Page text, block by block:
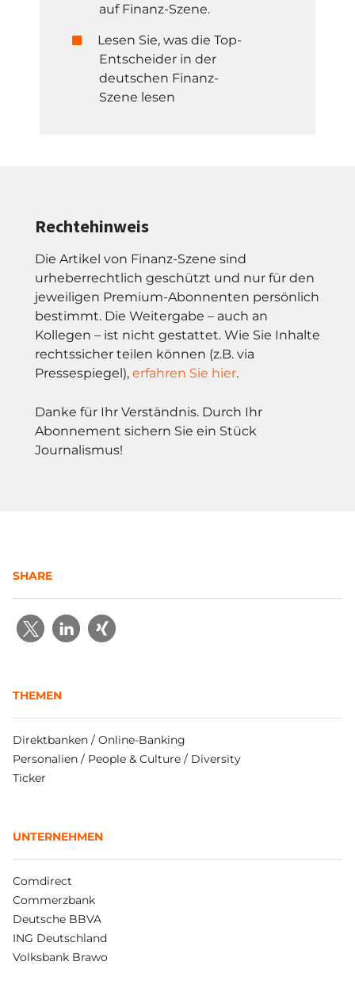
auf Finanz-Szene.
Lesen Sie, was die Top-
Entscheider in der
deutschen Finanz-
Szene lesen
Rechtehinweis
Die Artikel von Finanz-Szene sind
urheberrechtlich geschützt und nur für den
jeweiligen Premium-Abonnenten persönlich
bestimmt. Die Weitergabe – auch an
Kollegen – ist nicht gestattet. Wie Sie Inhalte
rechtssicher teilen können (z.B. via
Pressespiegel), erfahren Sie hier.
Danke für Ihr Verständnis. Durch Ihr
Abonnement sichern Sie ein Stück
Journalismus!
SHARE
THEMEN
Direktbanken / Online-Banking
Personalien / People & Culture / Diversity
Ticker
UNTERNEHMEN
Comdirect
Commerzbank
Deutsche BBVA
ING Deutschland
Volksbank Brawo